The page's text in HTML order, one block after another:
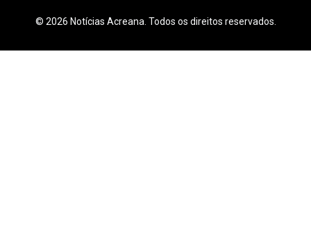
© 2026 Notícias Acreana. Todos os direitos reservados.